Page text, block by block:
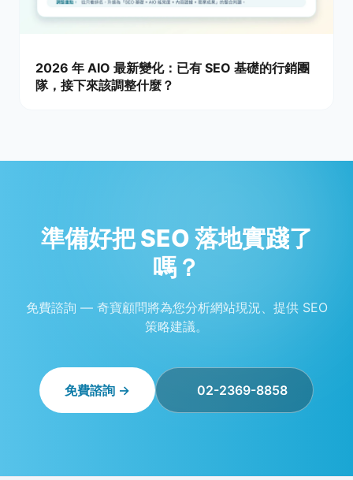
2026 年 AIO 最新變化：已有 SEO 基礎的行銷團
隊，接下來該調整什麼？
準備好把 SEO 落地實踐了
嗎？
免費諮詢 — 奇寶顧問將為您分析網站現況、提供 SEO
策略建議。
免費諮詢 → 02-2369-8858